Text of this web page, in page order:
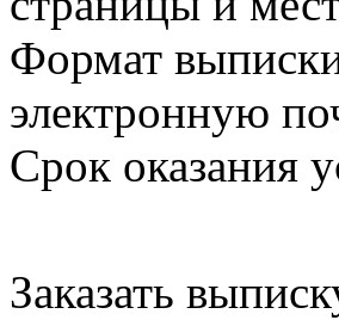
Формат
электронную
Срок оказания
Заказать